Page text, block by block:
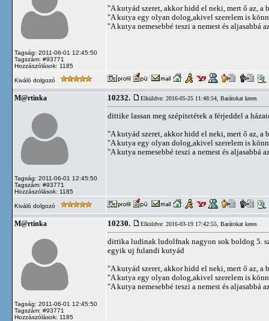
Tagság: 2011-06-01 12:45:50
Tagszám: #93771
Hozzászólások: 1185
"A kutyád szeret, akkor hidd el neki, mert ő az, a
"A kutya egy olyan dolog,akivel szerelem is
"A kutya nemesebbé teszi a nemest és aljasabbá
Kiváló dolgozó
M@rtinka
Tagság: 2011-06-01 12:45:50
Tagszám: #93771
Hozzászólások: 1185
10232. Elküldve: 2016-05-25 11:48:54, Barátokat keres
dittike lassan meg szépitetétek a férjeddel a
"A kutyád szeret, akkor hidd el neki, mert ő az, a
"A kutya egy olyan dolog,akivel szerelem is
"A kutya nemesebbé teszi a nemest és aljasabbá
Kiváló dolgozó
M@rtinka
Tagság: 2011-06-01 12:45:50
Tagszám: #93771
Hozzászólások: 1185
10230. Elküldve: 2016-03-19 17:42:55, Barátokat keres
dittika ludinak ludolfnak nagyon sok boldog 5.
egyik uj fulandi kutyád
"A kutyád szeret, akkor hidd el neki, mert ő az, a
"A kutya egy olyan dolog,akivel szerelem is
"A kutya nemesebbé teszi a nemest és aljasabbá